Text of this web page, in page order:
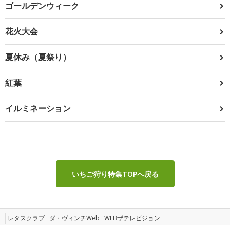
ゴールデンウィーク
花火大会
夏休み（夏祭り）
紅葉
イルミネーション
いちご狩り特集TOPへ戻る
レタスクラブ ダ・ヴィンチWeb WEBザテレビジョン